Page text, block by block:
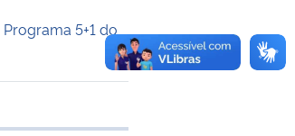
Programa 5+1 do